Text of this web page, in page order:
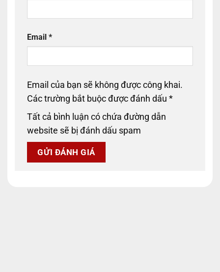
Email *
Email của bạn sẽ không được công khai.
Các trường bắt buộc được đánh dấu *
Tất cả bình luận có chứa đường dẫn
website sẽ bị đánh dấu spam